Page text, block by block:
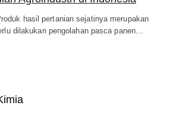
hasil pertanian sejatinya merupakan
dilakukan pengolahan pasca panen…